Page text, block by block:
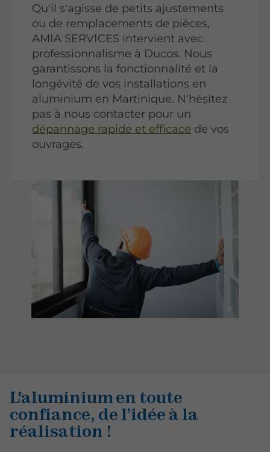
Qu'il s'agisse de petits ajustements
ou de remplacements de pièces,
AMIA SERVICES intervient avec
professionnalisme à Ducos. Nous
garantissons la fonctionnalité et la
longévité de vos installations en
aluminium en Martinique. N'hésitez
pas à nous contacter pour un
dépannage rapide et efficace de vos
ouvrages.
L'aluminium en toute
confiance, de l’idée à la
réalisation !